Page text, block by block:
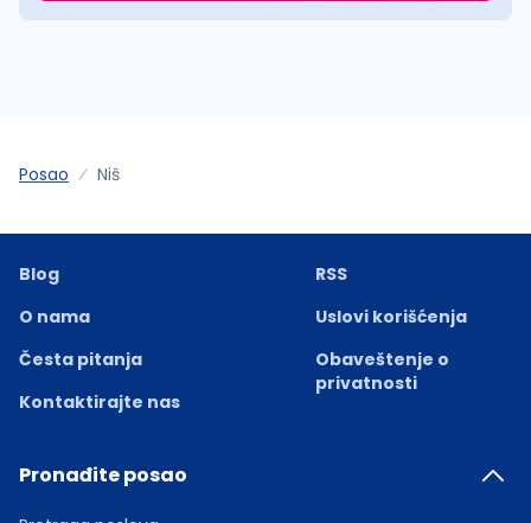
Posao Niš
Blog
O nama
Česta pitanja
Kontaktirajte nas
RSS
Uslovi korišćenja
Obaveštenje o
privatnosti
Pronađite posao